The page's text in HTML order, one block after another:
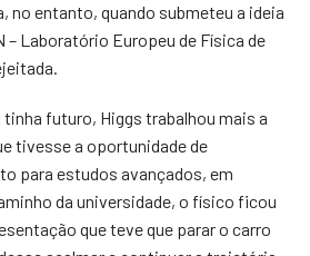
no entanto, quando submeteu a ideia
– Laboratório Europeu de Física de
futuro, Higgs trabalhou mais a
tivesse a oportunidade de
para estudos avançados, em
da universidade, o físico ficou
que teve que parar o carro